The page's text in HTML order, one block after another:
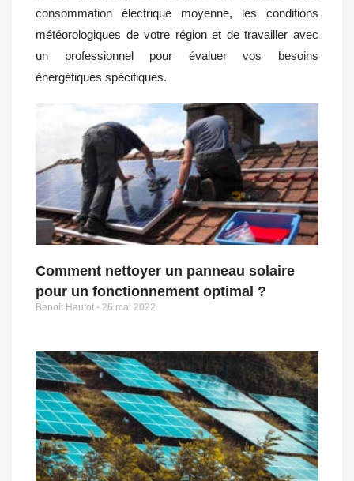
consommation électrique moyenne, les conditions
météorologiques de votre région et de travailler avec
un professionnel pour évaluer vos besoins
énergétiques spécifiques.
Comment nettoyer un panneau solaire
pour un fonctionnement optimal ?
Benoît Hautot 26 mai 2022